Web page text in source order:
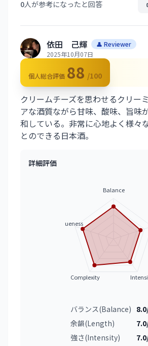
0人が参考になったと回答
依田 己輝
👤 Reviewer
2025年10月07日
個人総合評価 88 /100
クリームチーズを思わせるクリー
アな酒質ながら甘味、酸味、旨味
和している。非常に心地よく様々
とのできる日本酒。
詳細評価
Balance
Complexity
Uniqueness
バランス(Balance)
余韻(Length)
強さ(Intensity)